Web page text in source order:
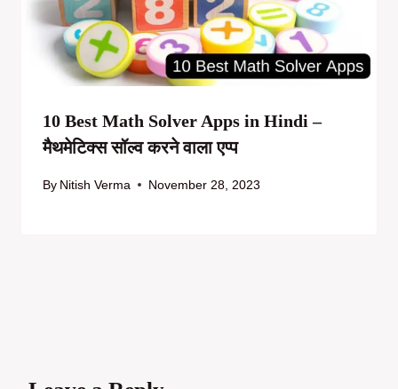
10 Best Math Solver Apps in Hindi –
मैथमेटिक्स सॉल्व करने वाला एप्प
By Nitish Verma November 28, 2023